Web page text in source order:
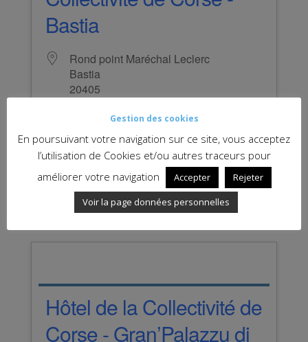
Bastia
Rond point Maréchal Leclerc
Bastia
20405
Aucuns évènements à venir
Salle des délibérations La coupole
PLUS D’INFOS
Hôtel de la Collectivité de
Corse - Gran’Palazzu di
Gestion des cookies
En poursuivant votre navigation sur ce site, vous acceptez
l’utilisation de Cookies et/ou autres traceurs pour
améliorer votre navigation
Accepter
Rejeter
Voir la page données personnelles